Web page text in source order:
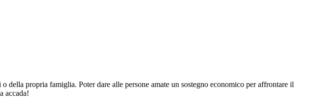
propria famiglia. Poter dare alle persone amate un sostegno economico per affrontare il
accada!